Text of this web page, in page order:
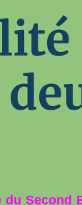
Second